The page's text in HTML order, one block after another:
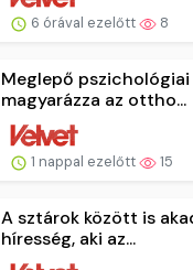
6 órával ezelőtt 8
Meglepő
magyarázza az ottho...
1 nappal ezelőtt 15
A sztárok között is
híresség, aki az...